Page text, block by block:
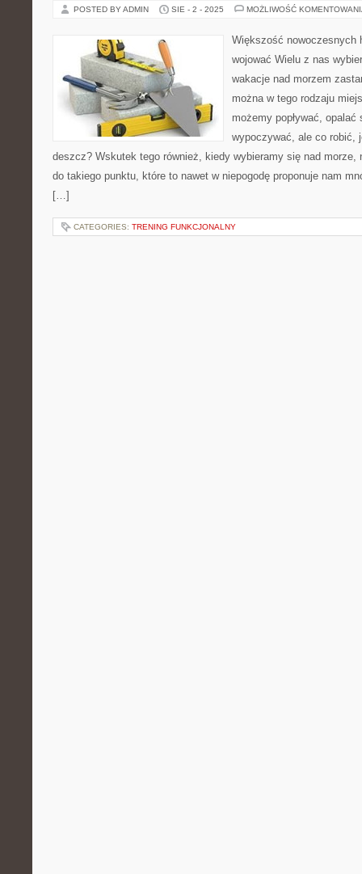
POSTED BY ADMIN SIE - 2 - 2025 MOŻLIWOŚĆ
Większość nowoczesnych
wojować Wielu z nas
wakacje nad morzem
można w tego rodzaju
możemy popływać, opalać
wypoczywać, ale co robić,
deszcz? Wskutek tego również, kiedy wybieramy się nad morze,
do takiego punktu, które to nawet w niepogodę proponuje nam
[…]
CATEGORIES: TRENING FUNKCJONALNY